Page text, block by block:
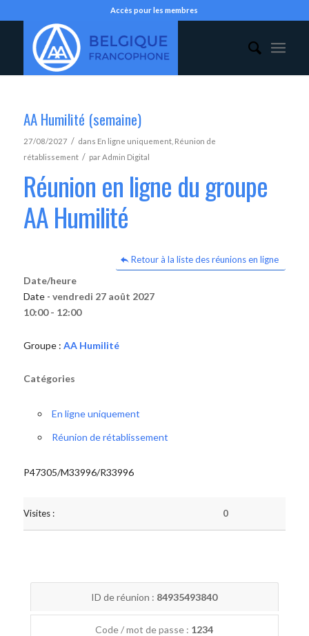
Accès pour les membres
AA Humilité (semaine)
27/08/2027 / dans En ligne uniquement, Réunion de
rétablissement / parAdmin Digital
Réunion en ligne du groupe
AA Humilité
Retour à la liste des réunions en ligne
Date/heure
Date - vendredi 27 août 2027
10:00 - 12:00
Groupe : AA Humilité
Catégories
En ligne uniquement
Réunion de rétablissement
P47305/M33996/R33996
Visites : 0
ID de réunion : 84935493840
Code / mot de passe : 1234